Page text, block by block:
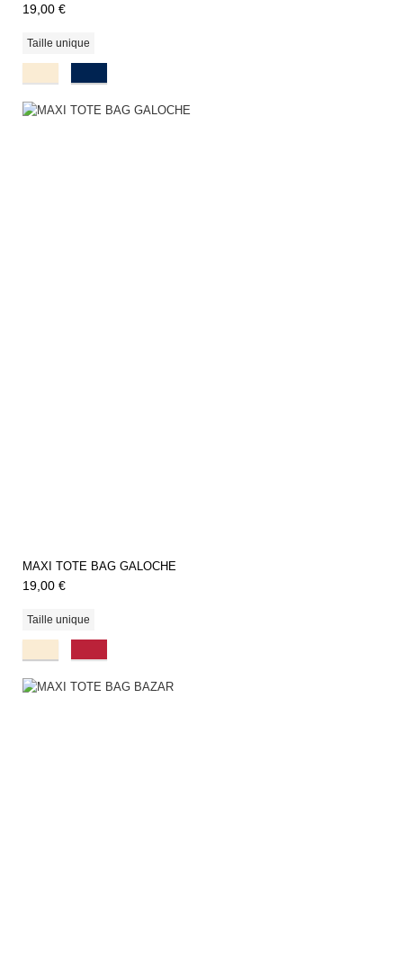
19,00 €
Taille unique
MAXI TOTE BAG GALOCHE
19,00 €
Taille unique